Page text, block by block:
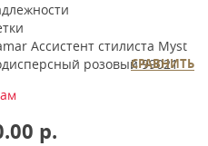
Ассистент стилиста Myst
розовый 99021
СРАВНИТЬ
р.